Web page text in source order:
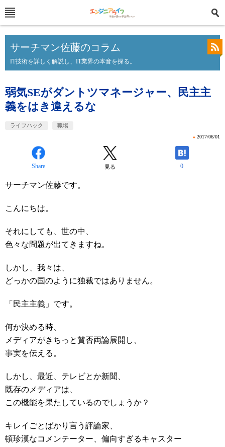
サーチマン佐藤のコラム
IT技術を詳しく解説し、IT業界の本音を探る。
弱気SEがダントツマネージャー、民主主
義をはき違えるな
ライフハック 職場
» 2017/06/01
Share 見る 0
サーチマン佐藤です。
こんにちは。
それにしても、世の中、
色々な問題が出てきますね。
しかし、我々は、
どっかの国のように独裁ではありません。
「民主主義」です。
何か決める時、
メディアがきちっと賛否両論展開し、
事実を伝える。
しかし、最近、テレビとか新聞、
既存のメディアは、
この機能を果たしているのでしょうか？
キレイごとばかり言う評論家、
頓珍漢なコメンテーター、偏向すぎるキャスター